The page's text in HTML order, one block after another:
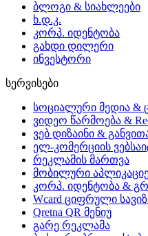
ბლოგი & სიახლეები
ხ.დ.კ.
კორპ. იდენტობა
გახდი დილერი
ინვესტორი
სერვისები
სოციალური მედია &
ვიდეო წარმოება &
ვებ დიზაინი &
ელ-კომერციის
რეკლამის მართვა
მობილური
კორპ. იდენტობა &
Wcard ციფრული
Qretna QR მენიუ
გარე რეკლამა